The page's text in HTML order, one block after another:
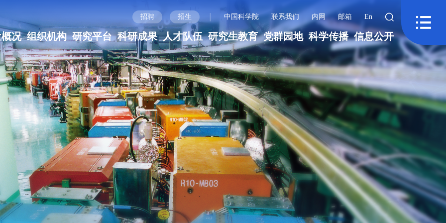
招聘 招生 | 中国科学院 联系我们 内网 邮箱 En
况 组织机构 研究平台 科研成果 人才队伍 研究生教育 党群园地 科学传播 信息公开